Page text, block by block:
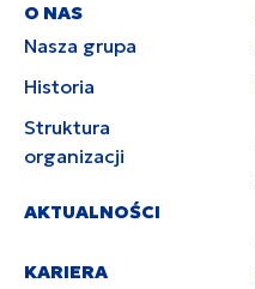
O NAS
Nasza grupa
Historia
Struktura
organizacji
AKTUALNOŚCI
KARIERA